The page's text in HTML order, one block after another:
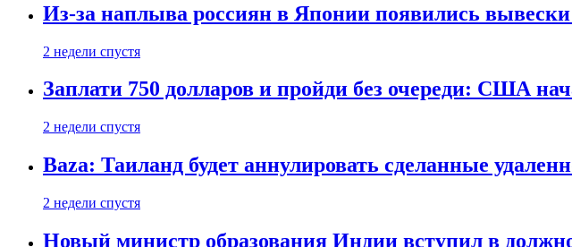
Из-за наплыва россиян в Японии появились
2 недели спустя
Заплати 750 долларов и пройди без очереди: США
2 недели спустя
Baza: Таиланд будет аннулировать сделанные
2 недели спустя
Новый министр образования Индии вступил в